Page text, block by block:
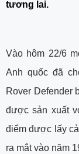
tương lai.
Vào hôm 22/6
Anh quốc đã
Rover Defender
được sản xuất
điểm được lấy
ra mắt vào năm